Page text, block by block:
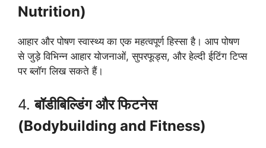
Nutrition)
आहार और पोषण स्वास्थ्य का एक महत्वपूर्ण हिस्सा है। आप पोषण
से जुड़े विभिन्न आहार योजनाओं, सुपरफूड्स, और हेल्दी ईटिंग टिप्स
पर ब्लॉग लिख सकते हैं।
4.बॉडीबिल्डिंग और फिटनेस
(Bodybuilding and Fitness)